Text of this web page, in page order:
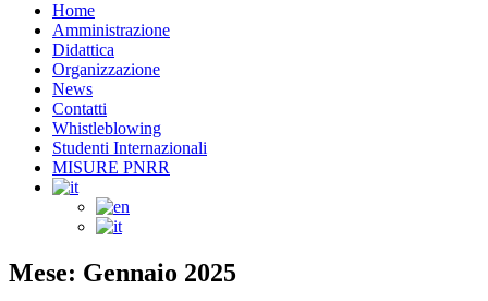
Home
Amministrazione
Didattica
Organizzazione
News
Contatti
Whistleblowing
Studenti Internazionali
MISURE PNRR
Mese: Gennaio 2025